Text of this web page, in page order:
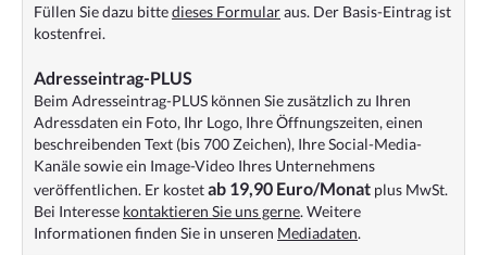
Füllen Sie dazu bittedieses Formularaus. Der Basis-Eintrag ist
kostenfrei.
Adresseintrag-PLUS
Beim Adresseintrag-PLUS können Sie zusätzlich zu Ihren
Adressdaten ein Foto, Ihr Logo, Ihre Öffnungszeiten, einen
beschreibenden Text (bis 700 Zeichen), Ihre Social-Media-
Kanäle sowie ein Image-Video Ihres Unternehmens
veröffentlichen. Er kostetab 19,90 Euro/Monat plus MwSt.
Bei Interesse kontaktieren Sie uns gerne. Weitere
Informationen finden Sie in unseren Mediadaten.